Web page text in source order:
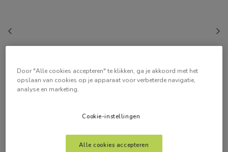
Door "Alle cookies accepteren" te klikken, ga je akkoord met het
opslaan van cookies op je apparaat voor verbeterde navigatie,
analyse en marketing.
Cookie-instellingen
Alle cookies accepteren